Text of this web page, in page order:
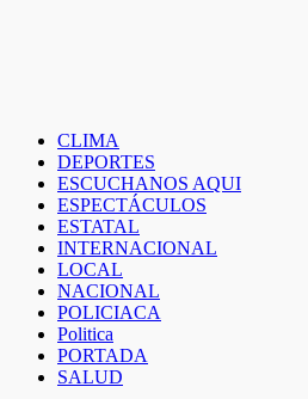
CLIMA
DEPORTES
ESCUCHANOS AQUI
ESPECTÁCULOS
ESTATAL
INTERNACIONAL
LOCAL
NACIONAL
POLICIACA
Politica
PORTADA
SALUD